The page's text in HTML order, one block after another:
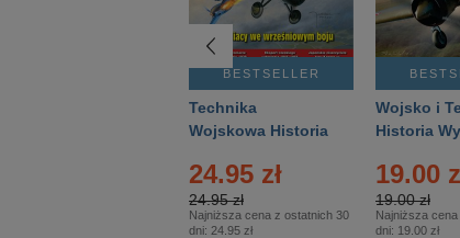
BESTSELLER
Technika
Wojskowa Historia
24.95 zł
24.95 zł
Najniższa cena z ostatnich 30
dni: 24.95 zł
Wojsko i
Historia
– 2/2026
19.00
19.00 zł
Najniższa
dni: 19.00 zł